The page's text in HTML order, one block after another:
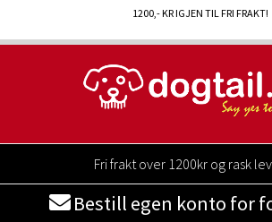
1200,- KR IGJEN TIL FRI FRAKT!
Fri frakt over 1200kr og rask
Bestill egen konto for